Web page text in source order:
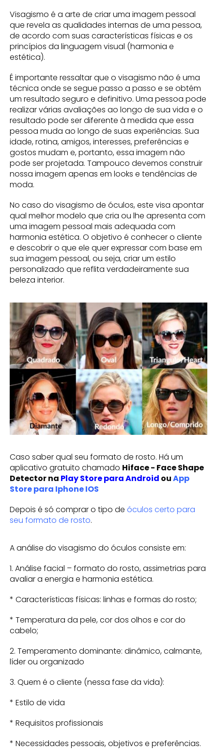
Visagismo é a arte de criar uma imagem pessoal
que revela as qualidades internas de uma pessoa,
de acordo com suas características físicas e os
princípios da linguagem visual (harmonia e
estética).
É importante ressaltar que o visagismo não é uma
técnica onde se segue passo a passo e se obtém
um resultado seguro e definitivo. Uma pessoa pode
realizar várias avaliações ao longo de sua vida e o
resultado pode ser diferente à medida que essa
pessoa muda ao longo de suas experiências. Sua
idade, rotina, amigos, interesses, preferências e
gostos mudam e, portanto, essa imagem não
pode ser projetada. Tampouco devemos construir
nossa imagem apenas em looks e tendências de
moda.
No caso do visagismo de óculos, este visa apontar
qual melhor modelo que cria ou lhe apresenta com
uma imagem pessoal mais adequada com
harmonia estética. O objetivo é conhecer o cliente
e descobrir o que ele quer expressar com base em
sua imagem pessoal, ou seja, criar um estilo
personalizado que reflita verdadeiramente sua
beleza interior.
Caso saber qual seu formato de rosto. Há um
aplicativo gratuito chamado Hiface - Face Shape
Detector na Play Store para Android ouApp
Store para Iphone IOS
Depois é só comprar o tipo de óculos certo para
seu formato de rosto.
A análise do visagismo do óculos consiste em:
1. Análise facial – formato do rosto, assimetrias para
avaliar a energia e harmonia estética.
* Características físicas: linhas e formas do rosto;
* Temperatura da pele, cor dos olhos e cor do
cabelo;
2. Temperamento dominante: dinâmico, calmante,
líder ou organizado
3. Quem é o cliente (nessa fase da vida):
* Estilo de vida
* Requisitos profissionais
* Necessidades pessoais, objetivos e preferências.